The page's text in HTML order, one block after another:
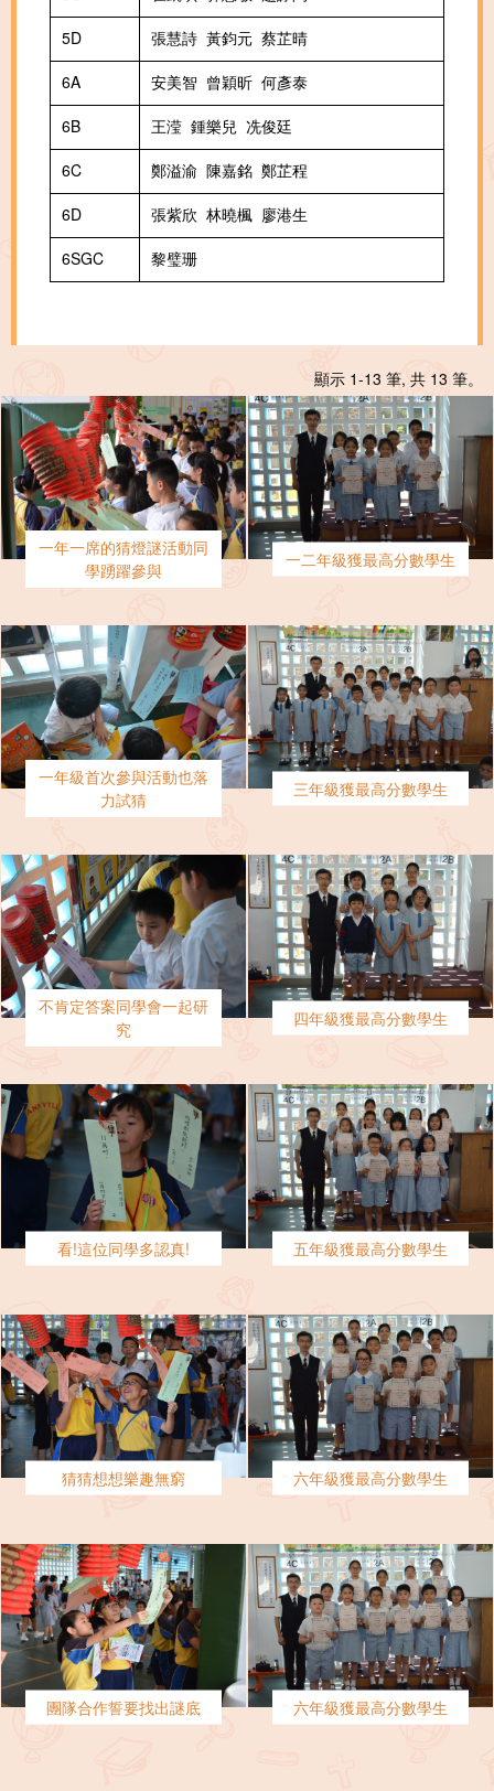
5D
張慧詩 黃鈞元 蔡芷晴
6A
安美智 曾穎昕 何彥泰
6B
王滢 鍾樂兒 冼俊廷
6C
鄭溢渝 陳嘉銘 鄭芷程
6D
張紫欣 林曉楓 廖港生
6SGC
黎璧珊
顯示 1-13 筆, 共 13 筆。
一年一席的猜燈謎活動同
學踴躍參與
一二年級獲最高分數學生
一年級首次參與活動也落
力試猜
三年級獲最高分數學生
不肯定答案同學會一起研
究
四年級獲最高分數學生
看!這位同學多認真! 五年級獲最高分數學生
猜猜想想樂趣無窮 六年級獲最高分數學生
團隊合作誓要找出謎底 六年級獲最高分數學生